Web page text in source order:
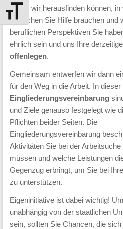
Schrift vergrößern
2/3
aller
arbeitslosen
Harz.
Mit
Grundsicherung,
Vermittlung
und
Förderung
unterstützen
wir
sie
Damit wir herausfinden können, in
Bereichen Sie Hilfe brauchen und
beruflichen Perspektiven Sie
ehrlich sein und uns Ihre derzeitige
offenlegen.
Gemeinsam entwerfen wir dann
für den Weg in die Arbeit. In dieser
Eingliederungsvereinbarung
und Ziele genauso festgelegt wie
Pflichten beider Seiten. Die
Eingliederungsvereinbarung
Aktivitäten Sie bei der Arbeitsuche
müssen und welche Leistungen
Gegenzug erbringt, um Sie bei
zu unterstützen.
Eigeninitiative ist dabei wichtig!
unabhängig von der staatlichen
sein, sollten Sie Chancen, die sich